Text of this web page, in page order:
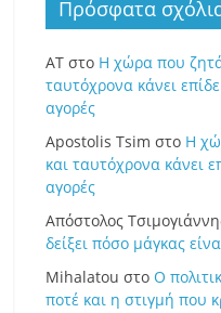
Πρόσφατα
ΑΤ στο Η χώρα που
ταυτόχρονα κάνει
αγορές
Apostolis Tsim στο Η
και ταυτόχρονα κάνει
αγορές
Απόστολος
δείξει πόσο μάγκας
Mihalatou στο Ο
ποτέ και η στιγμή που